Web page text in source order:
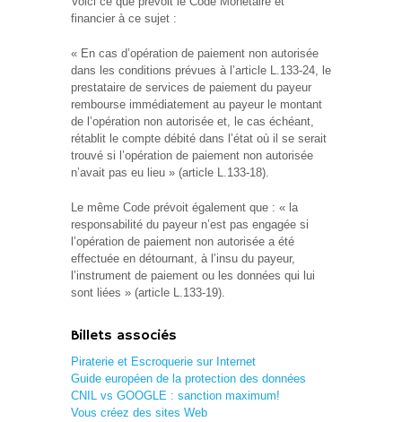
financier à ce sujet :
« En cas d’opération de paiement non autorisée
dans les conditions prévues à l’article L.133-24, le
prestataire de services de paiement du payeur
rembourse immédiatement au payeur le montant
de l’opération non autorisée et, le cas échéant,
rétablit le compte débité dans l’état où il se serait
trouvé si l’opération de paiement non autorisée
n’avait pas eu lieu » (article L.133-18).
Le même Code prévoit également que : « la
responsabilité du payeur n’est pas engagée si
l’opération de paiement non autorisée a été
effectuée en détournant, à l’insu du payeur,
l’instrument de paiement ou les données qui lui
sont liées » (article L.133-19).
Billets associés
Piraterie et Escroquerie sur Internet
Guide européen de la protection des données
CNIL vs GOOGLE : sanction maximum!
Vous créez des sites Web